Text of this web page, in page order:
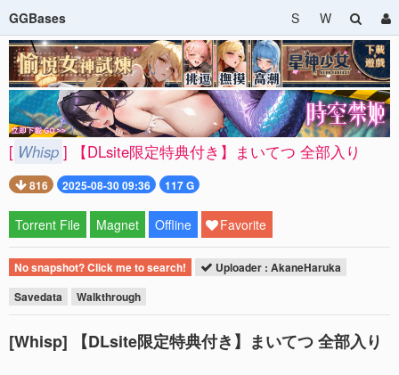
GGBases S W
[ Whisp ] 【DLsite限定特典付き】まいてつ 全部入り
816 2025-08-30 09:36 117 G
Torrent File Magnet Offline Favorite
No snapshot? Click me to search!
Uploader : AkaneHaruka
Savedata
Walkthrough
[Whisp] 【DLsite限定特典付き】まいてつ 全部入り